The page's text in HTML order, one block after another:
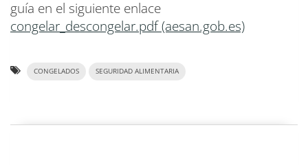
guía en el siguiente enlace
congelar_descongelar.pdf (aesan.gob.es)
CONGELADOS SEGURIDAD ALIMENTARIA